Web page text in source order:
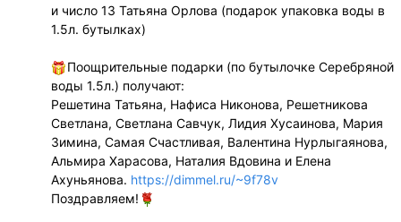
и число 13 Татьяна Орлова (подарок упаковка воды в
1.5л. бутылках)
Поощрительные подарки (по бутылочке Серебряной
воды 1.5л.) получают:
Решетина Татьяна, Нафиса Никонова, Решетникова
Светлана, Светлана Савчук, Лидия Хусаинова, Мария
Зимина, Самая Счастливая, Валентина Нурлыгаянова,
Альмира Харасова, Наталия Вдовина и Елена
Ахуньянова. https://dimmel.ru/~9f78v
Поздравляем!